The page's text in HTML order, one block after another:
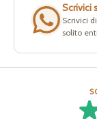
Scrivici
Scrivici
solito